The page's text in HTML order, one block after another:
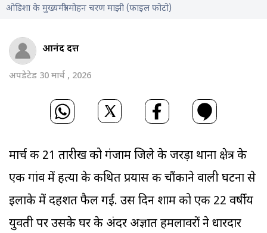
ओडिशा के मुख्यमंत्री मोहन चरण माझी (फाइल फोटो)
आनंद दत्त
अपडेटेड 30 मार्च , 2026
मार्च की 21 तारीख को गंजाम जिले के जरड़ा थाना क्षेत्र के
एक गांव में हत्या के कथित प्रयास की चौंकाने वाली घटना से
इलाके में दहशत फैल गई. उस दिन शाम को एक 22 वर्षीय
युवती पर उसके घर के अंदर अज्ञात हमलावरों ने धारदार